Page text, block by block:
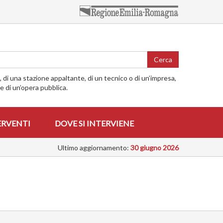
Cerca
una stazione appaltante, di un tecnico o di un’impresa,
di un’opera pubblica.
DOVE SI INTERVIENE
Ultimo aggiornamento: 30 giugno 2026